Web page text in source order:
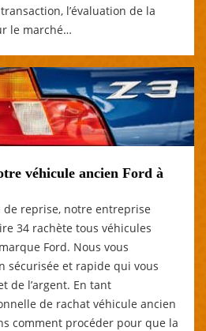
l’évaluation de la
le marché…
véhicule ancien Ford à
reprise, notre entreprise
34 rachète tous véhicules
Ford. Nous vous
sécurisée et rapide qui vous
de l’argent. En tant
de rachat véhicule ancien
comment procéder pour que la